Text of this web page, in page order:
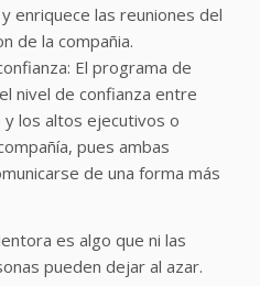
enriquece las reuniones del
de la compañia.
El programa de
nivel de confianza entre
los altos ejecutivos o
pues ambas
de una forma más
es algo que ni las
pueden dejar al azar.